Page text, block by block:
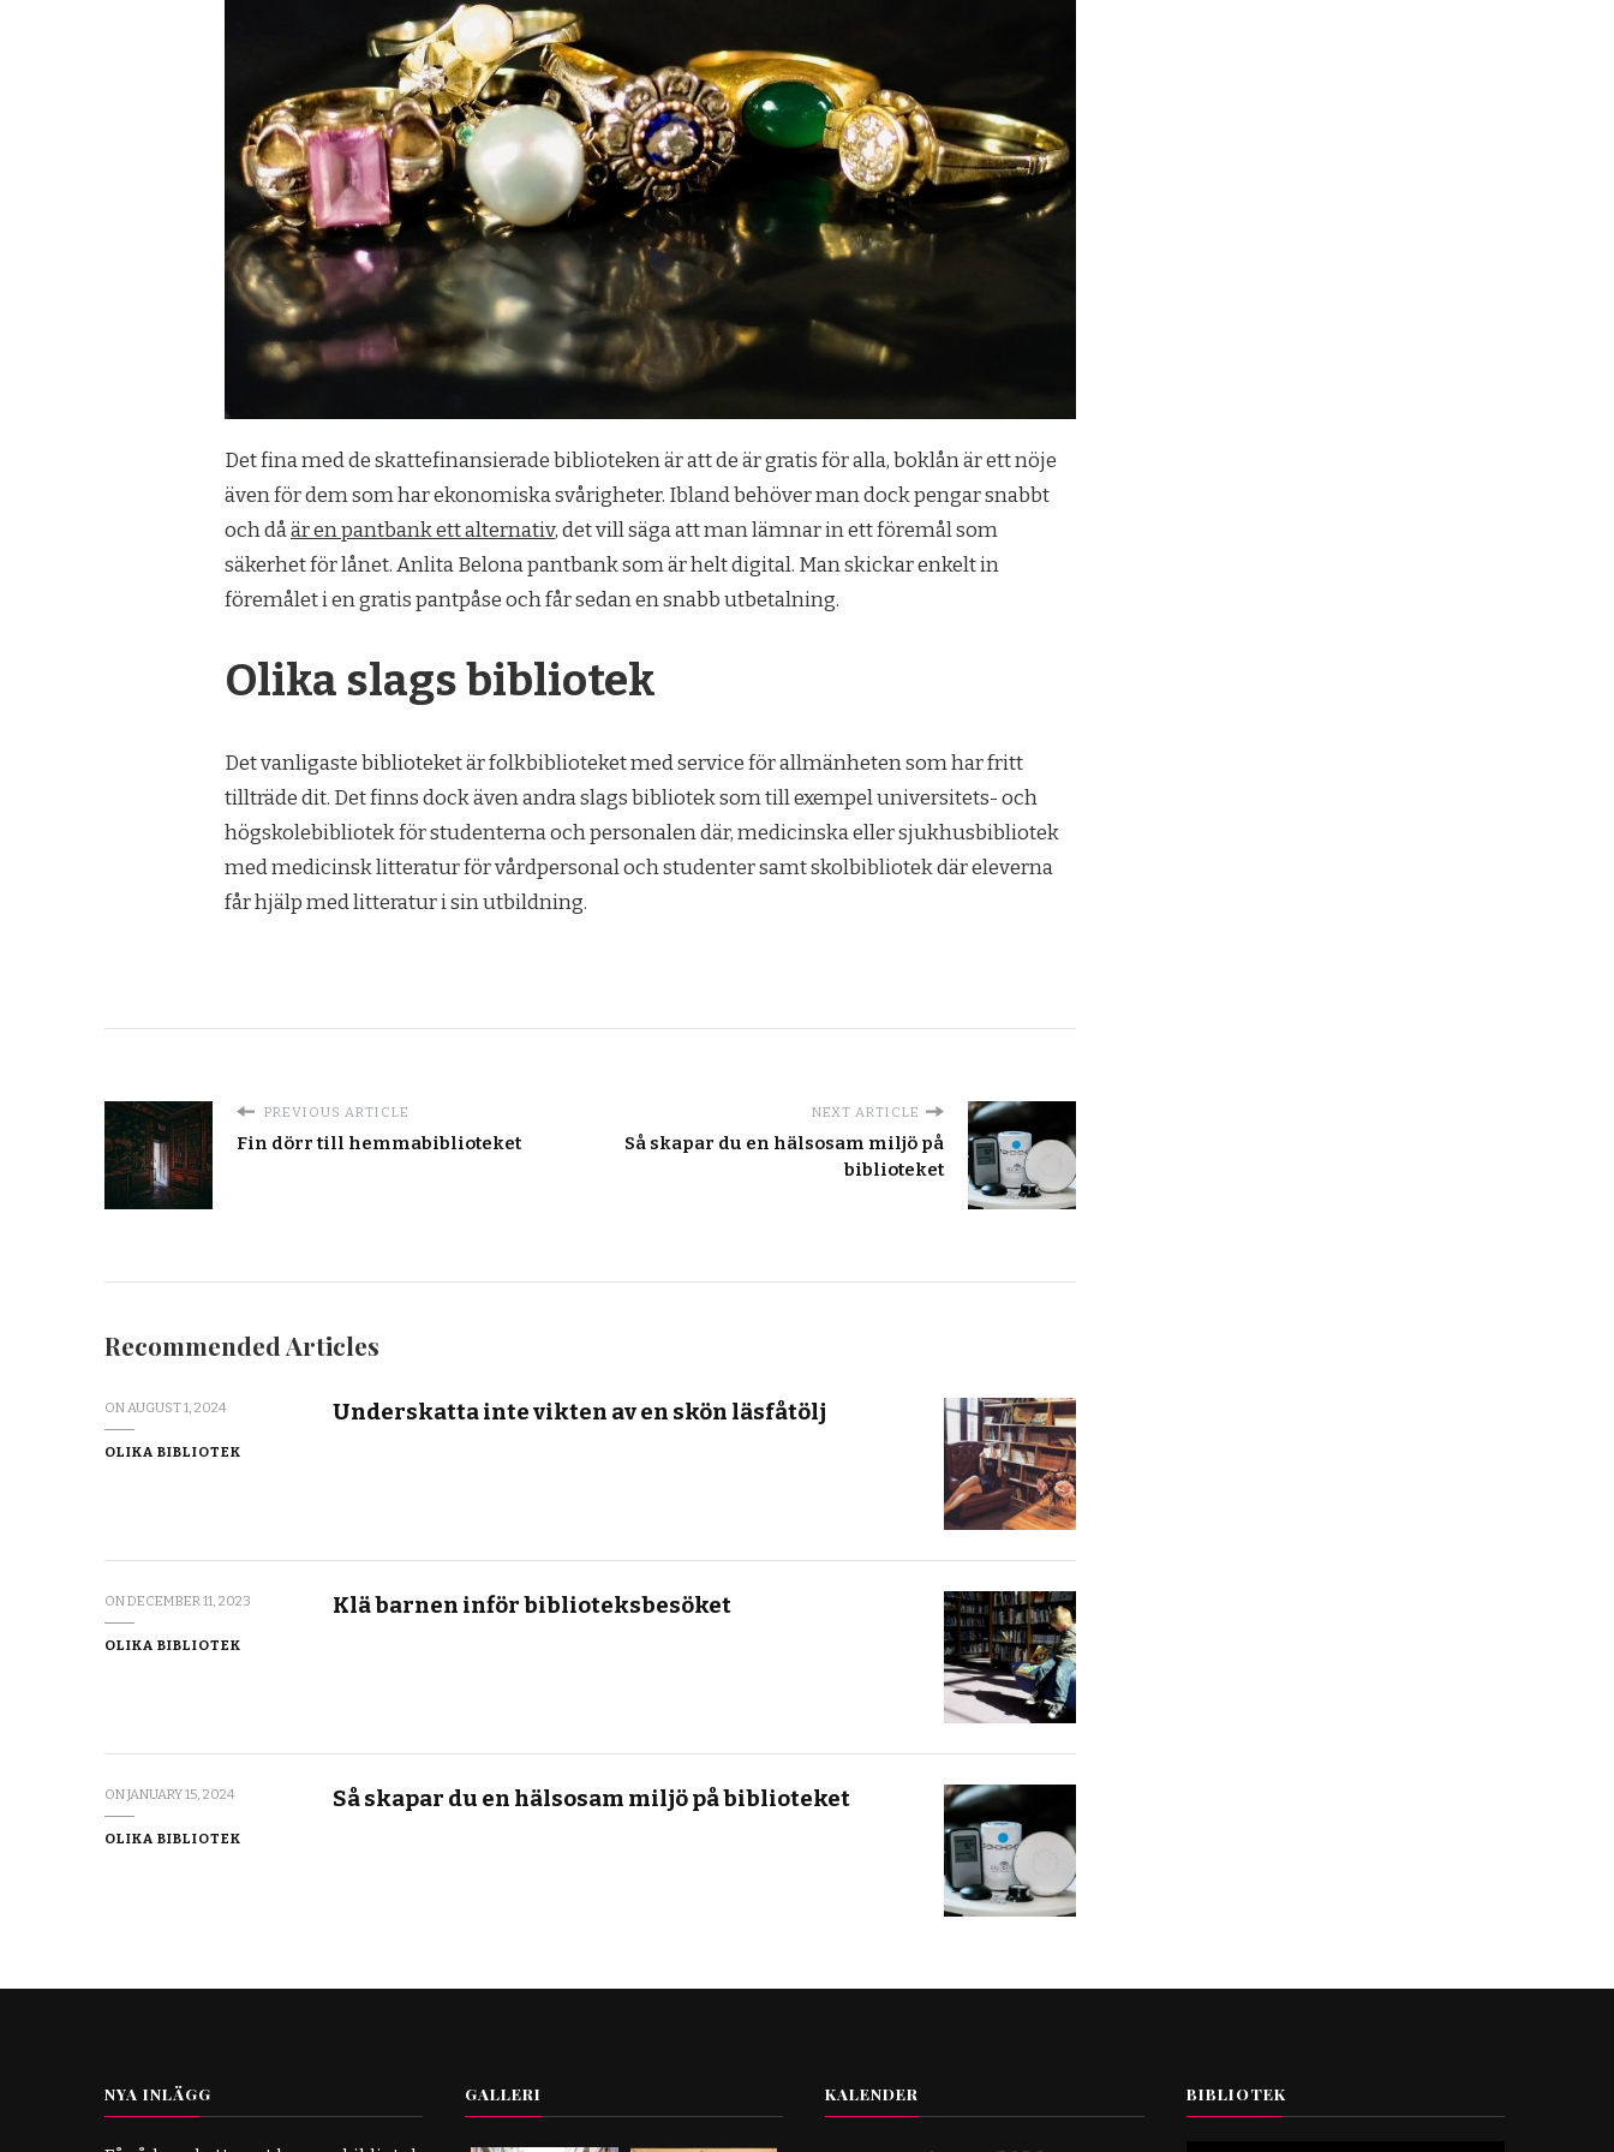
Det fina med de skattefinansierade biblioteken är att de är gratis för alla, boklån är ett nöje
även för dem som har ekonomiska svårigheter. Ibland behöver man dock pengar snabbt
och dåär en pantbank ett alternativ, det vill säga att man lämnar in ett föremål som
säkerhet för lånet. Anlita Belona pantbank som är helt digital. Man skickar enkelt in
föremålet i en gratis pantpåse och får sedan en snabb utbetalning.
Olika slags bibliotek
Det vanligaste biblioteket är folkbiblioteket med service för allmänheten som har fritt
tillträde dit. Det finns dock även andra slags bibliotek som till exempel universitets- och
högskolebibliotek för studenterna och personalen där, medicinska eller sjukhusbibliotek
med medicinsk litteratur för vårdpersonal och studenter samt skolbibliotek där eleverna
får hjälp med litteratur i sin utbildning.
PREVIOUS ARTICLE
Fin dörr till hemmabiblioteket
NEXT ARTICLE
Så skapar du en hälsosam miljö på
biblioteket
Recommended Articles
ONAUGUST 1, 2024
OLIKA BIBLIOTEK
Underskatta inte vikten av en skön läsfåtölj
ONDECEMBER 11, 2023
OLIKA BIBLIOTEK
Klä barnen inför biblioteksbesöket
ONJANUARY 15, 2024
OLIKA BIBLIOTEK
Så skapar du en hälsosam miljö på biblioteket
NYA INLÄGG GALLERI KALENDER BIBLIOTEK